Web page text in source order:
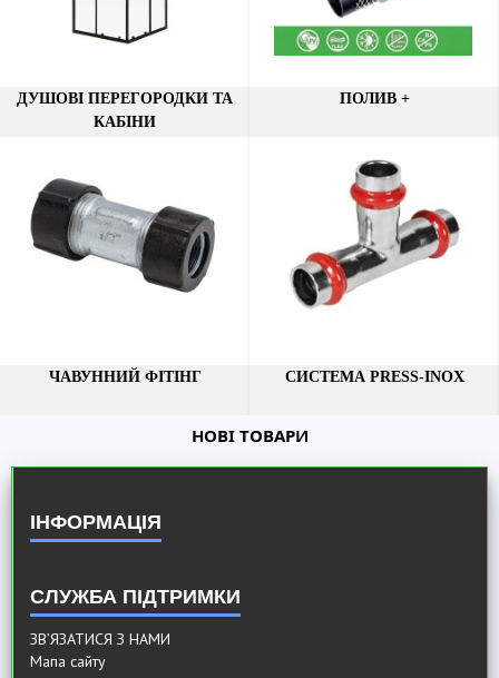
ДУШОВІ ПЕРЕГОРОДКИ ТА
КАБІНИ
ПОЛИВ +
ЧАВУННИЙ ФІТІНГ СИСТЕМА PRESS-INOX
НОВІ ТОВАРИ
ІНФОРМАЦІЯ
СЛУЖБА ПІДТРИМКИ
ЗВ’ЯЗАТИСЯ З НАМИ
Мапа сайту